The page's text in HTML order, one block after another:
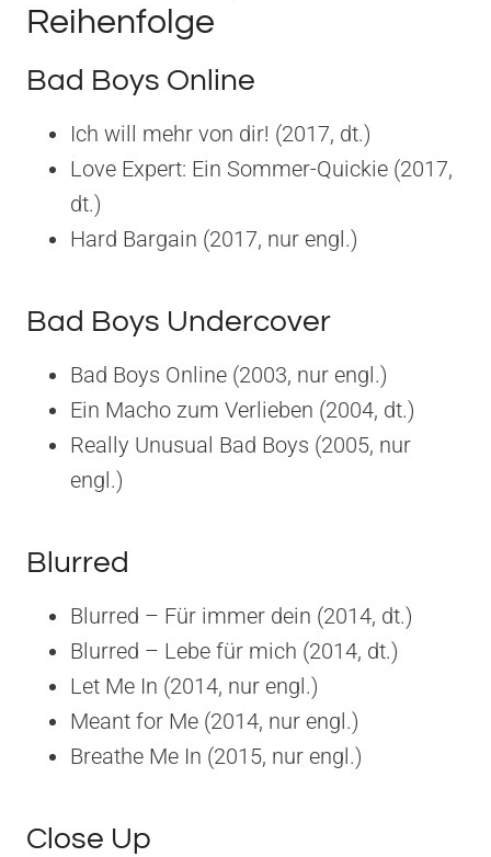
Reihenfolge
Bad Boys Online
Ich will mehr von dir! (2017, dt.)
Love Expert: Ein Sommer-Quickie (2017,
dt.)
Hard Bargain (2017, nur engl.)
Bad Boys Undercover
Bad Boys Online (2003, nur engl.)
Ein Macho zum Verlieben (2004, dt.)
Really Unusual Bad Boys (2005, nur
engl.)
Blurred
Blurred – Für immer dein (2014, dt.)
Blurred – Lebe für mich (2014, dt.)
Let Me In (2014, nur engl.)
Meant for Me (2014, nur engl.)
Breathe Me In (2015, nur engl.)
Close Up